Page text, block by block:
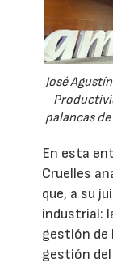
José
palancas
En esta
Cruelles
que, a su
industrial:
gestión de
gestión